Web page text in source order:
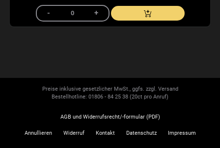
Preise inklusive gesetzlicher MwSt., ggfs. zzgl. Versand
Bestellhotline: 01806 - 84 25 38 (20ct pro Anruf)
AGB und Widerrufsrecht/-formular (PDF)
Annullieren Widerruf Kontakt Datenschutz Impressum